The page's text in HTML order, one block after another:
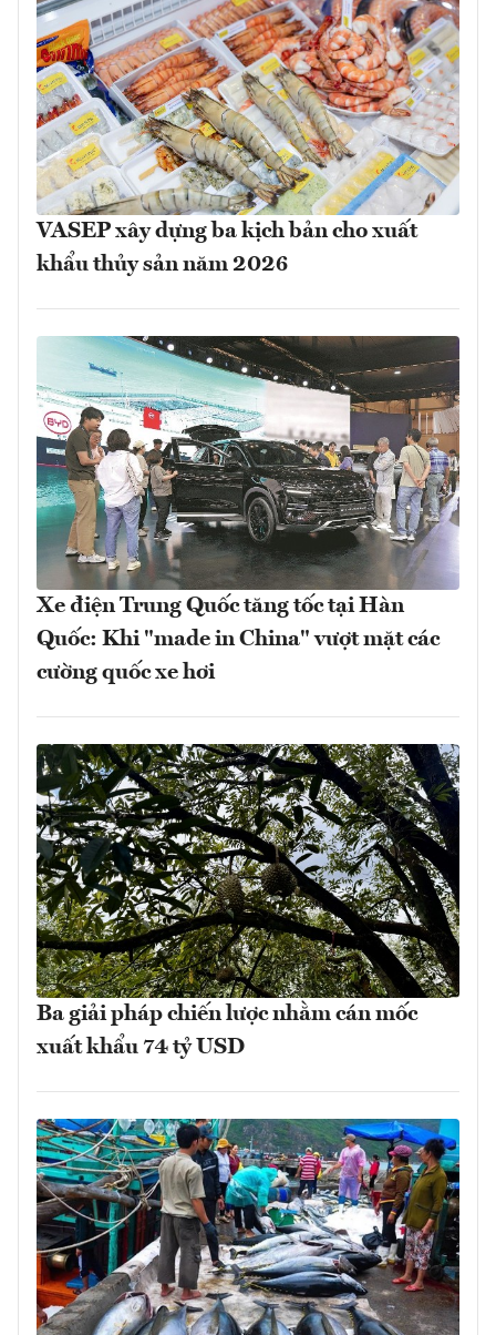
VASEP xây dựng ba kịch bản cho xuất
khẩu thủy sản năm 2026
Xe điện Trung Quốc tăng tốc tại Hàn
Quốc: Khi "made in China" vượt mặt các
cường quốc xe hơi
Ba giải pháp chiến lược nhằm cán mốc
xuất khẩu 74 tỷ USD